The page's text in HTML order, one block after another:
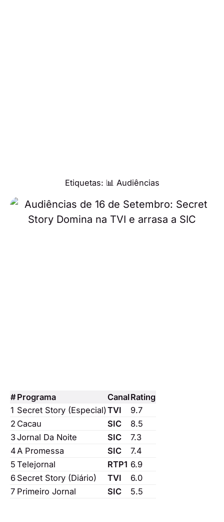
Etiquetas: 📊 Audiências
#Programa CanalRating
1 Secret Story (Especial)TVI
9.7
2 Cacau SIC
8.5
3Jornal Da Noite SIC
7.3
4 A Promessa SIC
7.4
5 Telejornal RTP1 6.9
6 Secret Story (Diário) TVI
6.0
7 Primeiro Jornal SIC 5.5